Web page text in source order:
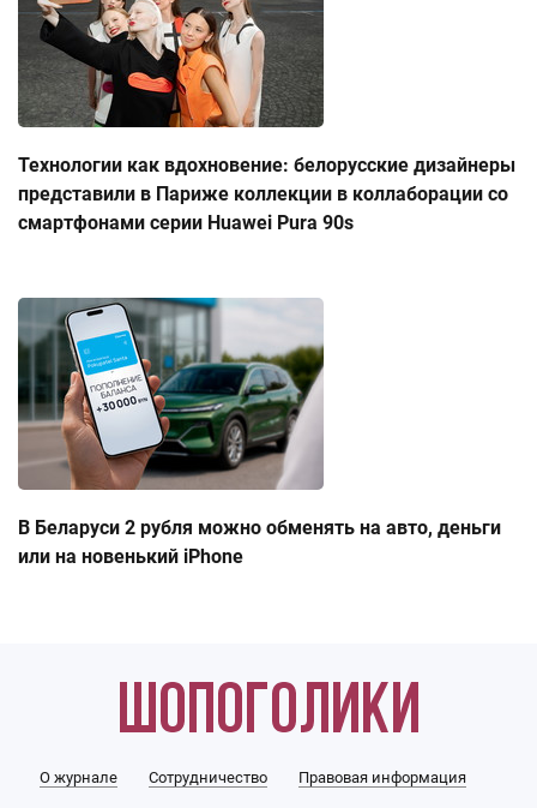
Технологии как вдохновение: белорусские дизайнеры
представили в Париже коллекции в коллаборации со
смартфонами серии Huawei Pura 90s
В Беларуси 2 рубля можно обменять на авто, деньги
или на новенький iPhone
О журнале Сотрудничество Правовая информация